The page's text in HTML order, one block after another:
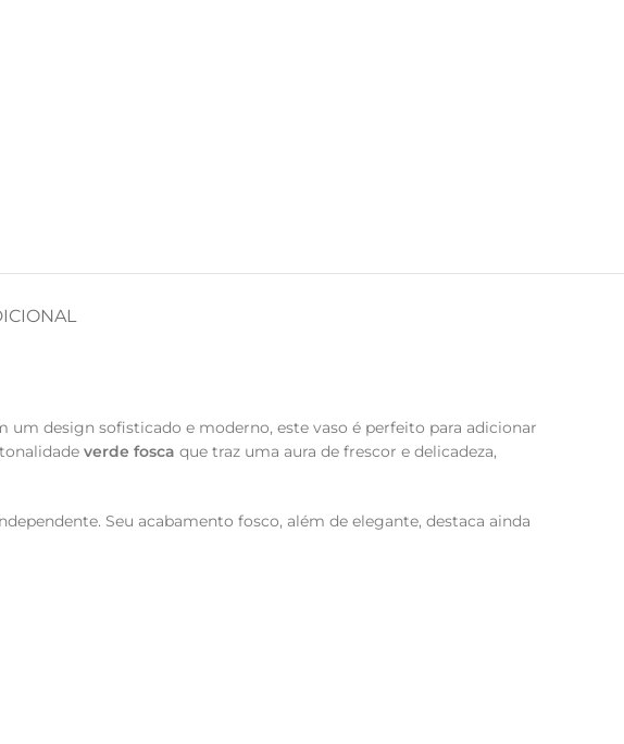
um design sofisticado e moderno, este vaso é perfeito para adicionar
verde fosca que traz uma aura de frescor e delicadeza,
Seu acabamento fosco, além de elegante, destaca ainda